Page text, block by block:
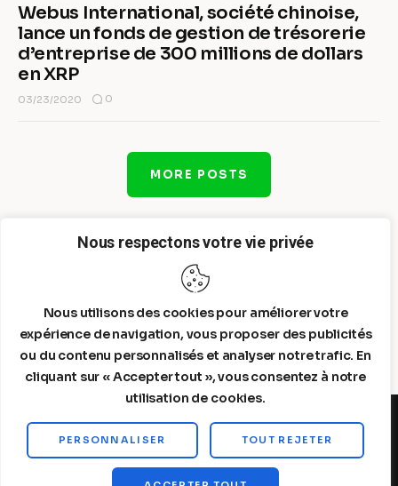
Nous respectons votre vie privée
Nous utilisons des cookies pour améliorer votre
expérience de navigation, vous proposer des publicités
ou du contenu personnalisés et analyser notre trafic. En
cliquant sur « Accepter tout », vous consentez à notre
utilisation de cookies.
PERSONNALISER TOUT REJETER
Webus International, société chinoise,
lance un fonds de gestion de trésorerie
d’entreprise de 300 millions de dollars
en XRP
03/23/2020 0
MORE POSTS
Steelldy© 2026. All Rights Reserved.